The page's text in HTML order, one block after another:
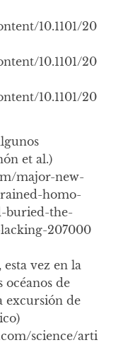
10.1101/20
10.1101/20
10.1101/20
et al.)
major-new-
homo-
buried-the-
207000
vez en la
de
excursión de
science/arti